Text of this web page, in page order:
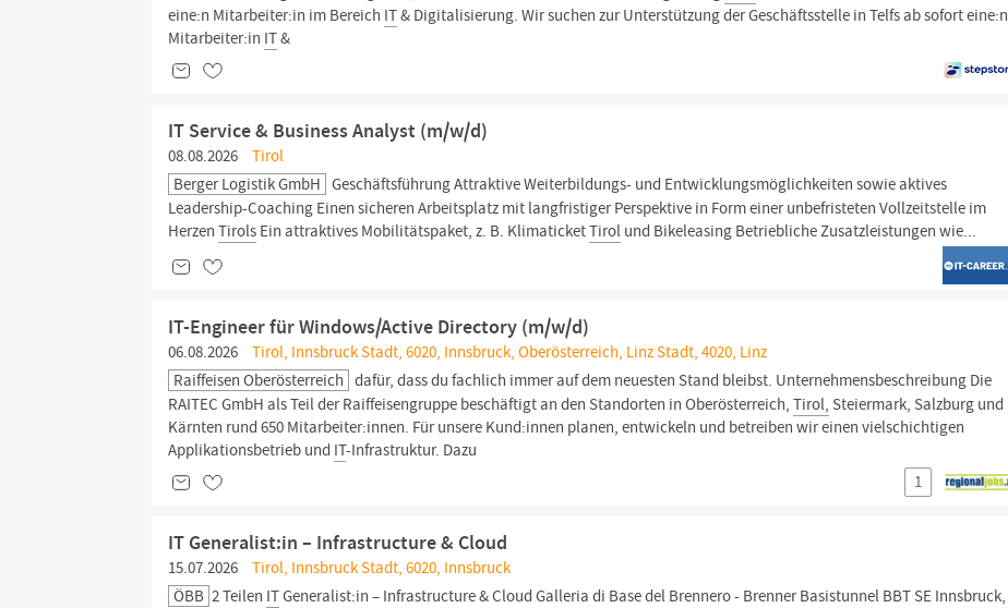
eine:n Mitarbeiter:in im Bereich IT& Digitalisierung. Wir suchen zur Unterstützung der Geschäftsstelle in Telfs ab sofort eine:n
Mitarbeiter:in IT&
IT Service & Business Analyst (m/w/d)
08.08.2026
Tirol
Berger Logistik GmbH Geschäftsführung Attraktive Weiterbildungs- und Entwicklungsmöglichkeiten sowie aktives
Leadership-Coaching Einen sicheren Arbeitsplatz mit langfristiger Perspektive in Form einer unbefristeten Vollzeitstelle im
HerzenTirols Ein attraktives Mobilitätspaket, z. B. KlimaticketTirol und Bikeleasing Betriebliche Zusatzleistungen wie...
IT-Engineer für Windows/Active Directory (m/w/d)
06.08.2026
Tirol, Innsbruck Stadt, 6020, Innsbruck, Oberösterreich, Linz Stadt, 4020, Linz
Raiffeisen Oberösterreich dafür, dass du fachlich immer auf dem neuesten Stand bleibst. Unternehmensbeschreibung Die
RAITEC GmbH als Teil der Raiffeisengruppe beschäftigt an den Standorten in Oberösterreich,Tirol, Steiermark, Salzburg und
Kärnten rund 650 Mitarbeiter:innen. Für unsere Kund:innen planen, entwickeln und betreiben wir einen vielschichtigen
Applikationsbetrieb und IT-Infrastruktur. Dazu
1
IT Generalist:in – Infrastructure & Cloud
15.07.2026
Tirol, Innsbruck Stadt, 6020, Innsbruck
ÖBB 2 Teilen ITGeneralist:in – Infrastructure & Cloud Galleria di Base del Brennero - Brenner Basistunnel BBT SE Innsbruck,